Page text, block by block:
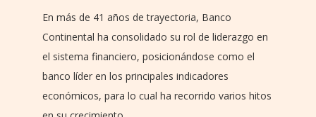
En más de 41 años de trayectoria, Banco
Continental ha consolidado su rol de liderazgo en
el sistema financiero, posicionándose como el
banco líder en los principales indicadores
económicos, para lo cual ha recorrido varios hitos